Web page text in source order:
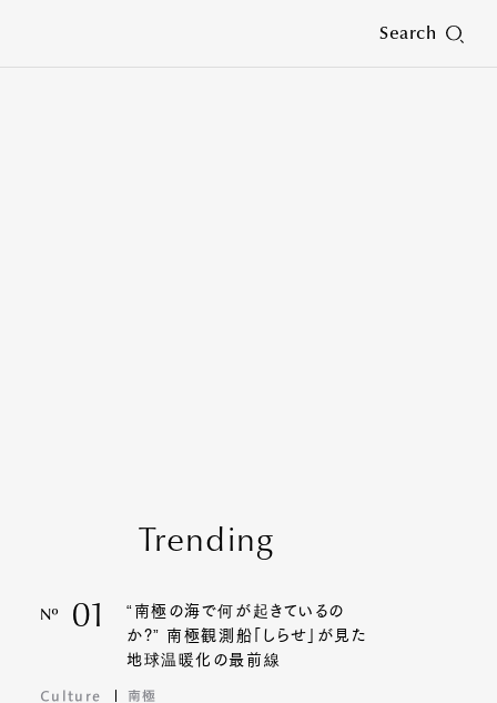
Search
Trending
Nº 01
“南極の海で何が起きているの
か?” 南極観測船「しらせ」が見た
地球温暖化の最前線
Culture 南極